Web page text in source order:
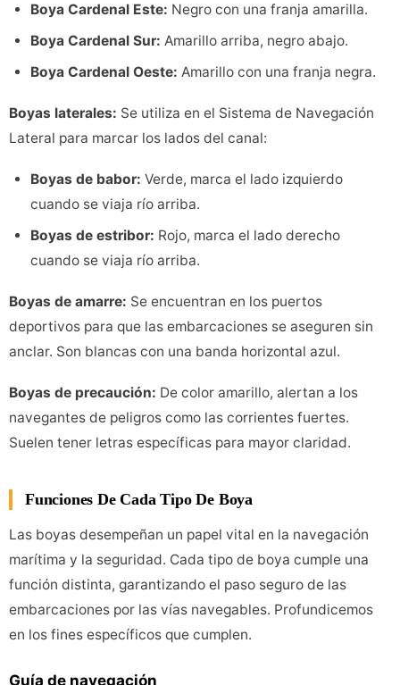
Boya Cardenal Este: Negro con una franja amarilla.
Boya Cardenal Sur: Amarillo arriba, negro abajo.
Boya Cardenal Oeste: Amarillo con una franja negra.
Boyas laterales: Se utiliza en el Sistema de Navegación
Lateral para marcar los lados del canal:
Boyas de babor: Verde, marca el lado izquierdo
cuando se viaja río arriba.
Boyas de estribor: Rojo, marca el lado derecho
cuando se viaja río arriba.
Boyas de amarre: Se encuentran en los puertos
deportivos para que las embarcaciones se aseguren sin
anclar. Son blancas con una banda horizontal azul.
Boyas de precaución: De color amarillo, alertan a los
navegantes de peligros como las corrientes fuertes.
Suelen tener letras específicas para mayor claridad.
Funciones De Cada Tipo De Boya
Las boyas desempeñan un papel vital en la navegación
marítima y la seguridad. Cada tipo de boya cumple una
función distinta, garantizando el paso seguro de las
embarcaciones por las vías navegables. Profundicemos
en los fines específicos que cumplen.
Guía de navegación